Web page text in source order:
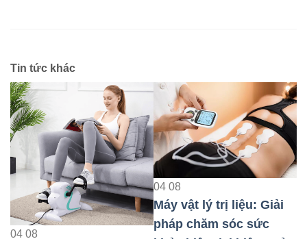
Tin tức khác
Máy vật lý trị liệu: Giải
pháp chăm sóc sức
04 08
Máy xung điện – Giải